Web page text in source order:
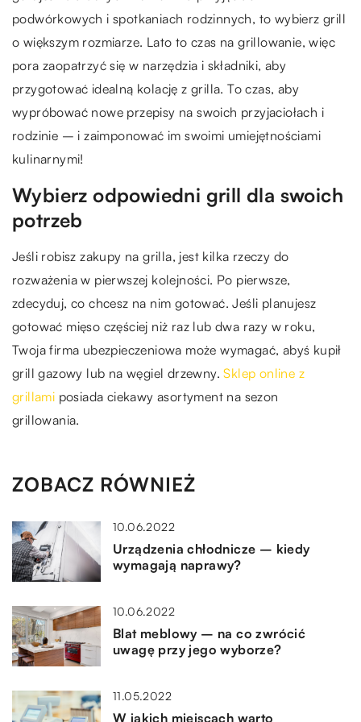
podwórkowych i spotkaniach rodzinnych, to wybierz grill
o większym rozmiarze. Lato to czas na grillowanie, więc
pora zaopatrzyć się w narzędzia i składniki, aby
przygotować idealną kolację z grilla. To czas, aby
wypróbować nowe przepisy na swoich przyjaciołach i
rodzinie – i zaimponować im swoimi umiejętnościami
kulinarnymi!
Wybierz odpowiedni grill dla swoich
potrzeb
Jeśli robisz zakupy na grilla, jest kilka rzeczy do
rozważenia w pierwszej kolejności. Po pierwsze,
zdecyduj, co chcesz na nim gotować. Jeśli planujesz
gotować mięso częściej niż raz lub dwa razy w roku,
Twoja firma ubezpieczeniowa może wymagać, abyś kupił
grill gazowy lub na węgiel drzewny.Sklep online z
grillami posiada ciekawy asortyment na sezon
grillowania.
ZOBACZ RÓWNIEŻ
10.06.2022
Urządzenia chłodnicze – kiedy
wymagają naprawy?
10.06.2022
Blat meblowy – na co zwrócić
uwagę przy jego wyborze?
11.05.2022
W jakich miejscach warto